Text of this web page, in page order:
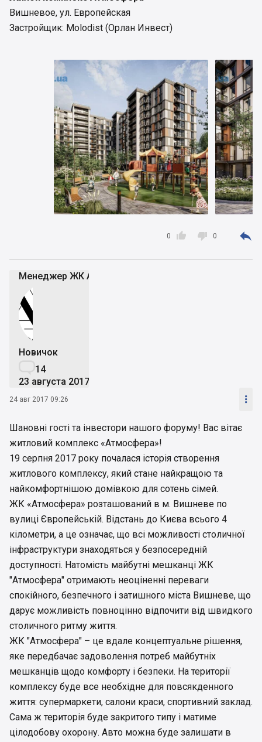
Вишневое, ул. Европейская
Застройщик: Molodist (Орлан Инвест)

0  0 
Менеджер ЖК Атмосфера
Новичок
14
23 августа 2017
24 авг 2017 09:26 
Шановні гості та інвестори нашого форуму! Вас вітає
житловий комплекс «Атмосфера»!
19 серпня 2017 року почалася історія створення
житлового комплексу, який стане найкращою та
найкомфортнішою домівкою для сотень сімей.
ЖК «Атмосфера» розташований в м. Вишневе по
вулиці Європейській. Відстань до Києва всього 4
кілометри, а це означає, що всі можливості столичної
інфраструктури знаходяться у безпосередній
доступності. Натомість майбутні мешканці ЖК
"Атмосфера" отримають неоціненні переваги
спокійного, безпечного і затишного міста Вишневе, що
дарує можливість повноцінно відпочити від швидкого
столичного ритму життя.
ЖК "Атмосфера" – це вдале концептуальне рішення,
яке передбачає задоволення потреб майбутніх
мешканців щодо комфорту і безпеки. На території
комплексу буде все необхідне для повсякденного
життя: супермаркети, салони краси, спортивний заклад.
Сама ж територія буде закритого типу і матиме
цілодобову охорону. Авто можна буде залишати в